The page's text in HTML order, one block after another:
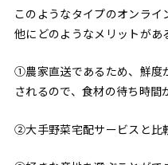
このようなタイプのオンラ
他にどのようなメリットがあ
①農家直送であるため、鮮度
されるので、食材の待ち時間
②大手野菜宅配サービスと比